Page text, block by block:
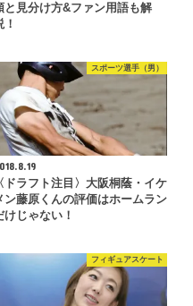
と見分け方&ファン用語も解
！
スポーツ選手（男）
ドラフト注目〉大阪桐蔭・イケ
ン藤原くんの評価はホームラン
けじゃない！
フィギュアスケート